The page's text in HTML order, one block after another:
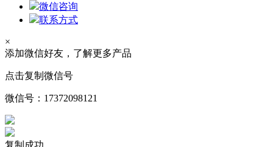
微信咨询
联系方式
×
添加微信好友，了解更多产品
点击复制微信号
微信号： 17372098121
复制成功